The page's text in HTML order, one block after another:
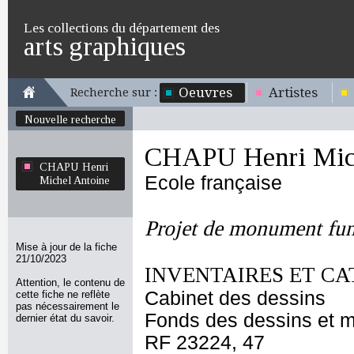
Les collections du département des
arts graphiques
Recherche sur : Oeuvres Artistes
Nouvelle recherche
CHAPU Henri
Michel Antoine
Mise à jour de la fiche
21/10/2023
Attention, le contenu de
cette fiche ne reflète
pas nécessairement le
dernier état du savoir.
CHAPU Henri
Ecole française
Projet de monument
INVENTAIRES ET
Cabinet des dessins
Fonds des dessins et
RF 23224, 47